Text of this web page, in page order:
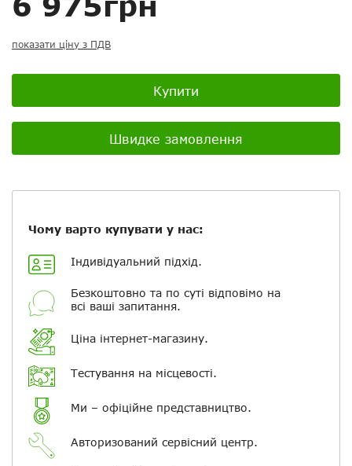
показати ціну з ПДВ
Купити
Швидке замовлення
Чому варто купувати у нас:
Індивідуальний підхід.
Безкоштовно та по суті відповімо на
всі ваші запитання.
Ціна інтернет-магазину.
Тестування на місцевості.
Ми – офіційне представництво.
Авторизований сервісний центр.
Посилання на відео з Youtube:
Ваше ім'я
Електронна пошта
Повідомляти про відповіді по
електронній пошті
Скасувати Залишити відгук